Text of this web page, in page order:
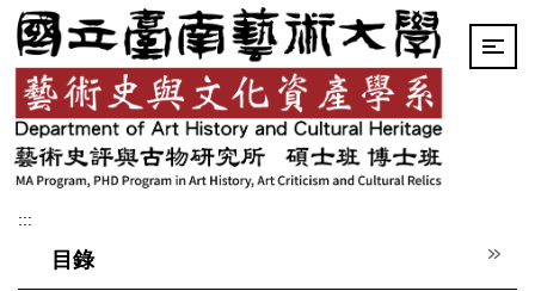
跳
到
主
要
內
容
區
:::
目錄